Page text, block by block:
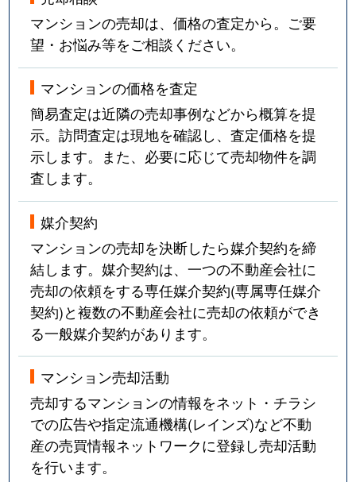
3,600万円
吹上(愛知)
富士見台
3,100万円
富士見台
1,500万円
富士見台
3,800万円
自由ケ丘(愛知)
富士見台
4,000万円
自由ケ丘(愛知)
富士見台
3,800万円
自由ケ丘(愛知)
富士見台
3,500万円
自由ケ丘(愛知)
法王町
9,000万円
覚王山
法王町
5,200万円
覚王山
法王町
12,000万円
覚王山
豊年町
4,100万円
千種
星が丘山手
5,400万円
星ケ丘(愛知)
星が丘山手
マンションの売却は、価格の査定から。ご要
望・お悩み等をご相談ください。
マンションの価格を査定
簡易査定は近隣の売却事例などから概算を提
示。訪問査定は現地を確認し、査定価格を提
示します。また、必要に応じて売却物件を調
査します。
媒介契約
マンションの売却を決断したら媒介契約を締
結します。媒介契約は、一つの不動産会社に
売却の依頼をする専任媒介契約(専属専任媒介
契約)と複数の不動産会社に売却の依頼ができ
る一般媒介契約があります。
マンション売却活動
売却するマンションの情報をネット・チラシ
での広告や指定流通機構(レインズ)など不動
産の売買情報ネットワークに登録し売却活動
を行います。